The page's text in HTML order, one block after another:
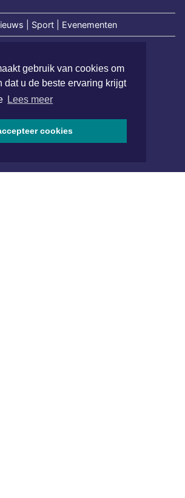
gebruik van cookies om
dat u de beste ervaring krijgt
Lees meer
cookies
| Sport | Evenementen
1